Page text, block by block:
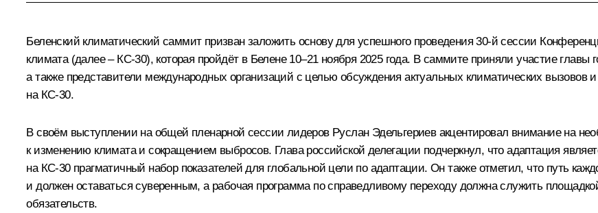
Беленский климатический саммит призван заложить основу для успешного проведения 30-й сессии
климата (далее – КС-30), которая пройдёт в Белене 10–21 ноября 2025 года. В саммите приняли участие главы
а также представители международных организаций с целью обсуждения актуальных климатических вызовов
на КС-30.
В своём выступлении на общей пленарной сессии лидеров Руслан Эдельгериевакцентировал внимание на
к изменению климата и сокращением выбросов. Глава российской делегации подчеркнул, что адаптация
на КС-30 прагматичный набор показателей для глобальной цели по адаптации. Он также отметил, что путь
и должен оставаться суверенным, а рабочая программа по справедливому переходу должна служить
обязательств.